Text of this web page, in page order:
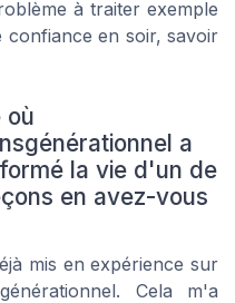
à traiter exemple
confiance en soir, savoir
où
a
la vie d'un de
en avez-vous
mis en expérience sur
Cela m'a